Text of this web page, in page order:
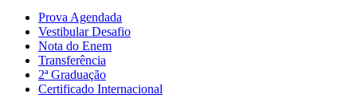
Prova Agendada
Vestibular Desafio
Nota do Enem
Transferência
2ª Graduação
Certificado Internacional